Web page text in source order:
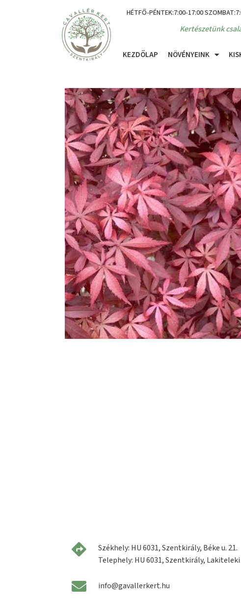
HÉTFŐ-PÉNTEK:7:00-17:00
Kertészetünk
KEZDŐLAP NÖVÉNYEINK
Székhely: HU 6031, Szentkirály, Béke u. 21.
Telephely: HU 6031, Szentkirály,
info@gavallerkert.hu